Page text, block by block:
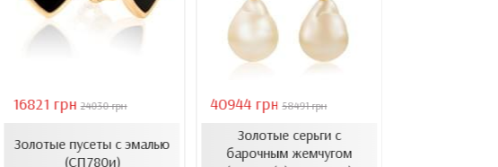
16821 грн 24030 грн
Золотые пусеты с эмалью
(СП780и)
40944 грн 58491 грн
Золотые серьги с
барочным жемчугом